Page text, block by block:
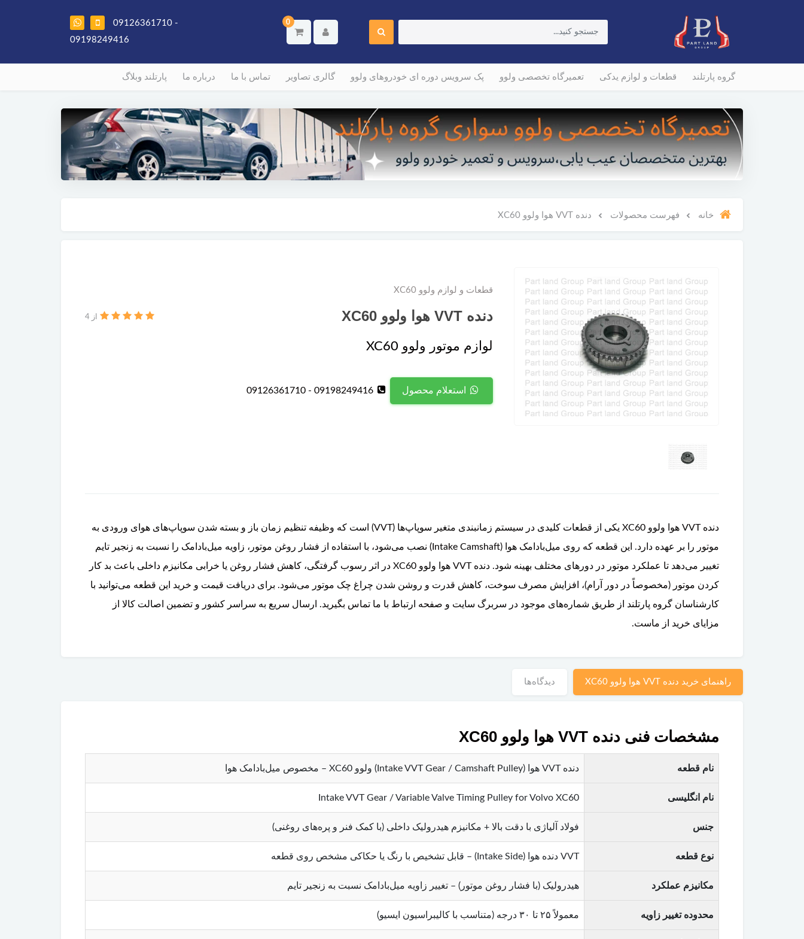
0
09126361710 -
09198249416
گروه پارتلند قطعات و لوازم یدکی تعمیرگاه تخصصی ولوو پک سرویس دوره ای خودروهای ولوو گالری تصاویر تماس با ما درباره ما پارتلند وبلاگ
خانه فهرست محصولات دنده VVT هوا ولوو XC60
قطعات و لوازم ولوو XC60
دنده VVT هوا ولوو XC60 از 4
لوازم موتور ولوو XC60
استعلام محصول 09198249416 - 09126361710
دنده VVT هوا ولوو XC60 یکی از قطعات کلیدی در سیستم زمانبندی متغیر سوپاپ‌ها (VVT) است که وظیفه تنظیم زمان باز و بسته شدن سوپاپ‌های هوای ورودی به
موتور را بر عهده دارد. این قطعه که روی میل‌بادامک هوا (Intake Camshaft) نصب می‌شود، با استفاده از فشار روغن موتور، زاویه میل‌بادامک را نسبت به زنجیر تایم
تغییر می‌دهد تا عملکرد موتور در دورهای مختلف بهینه شود. دنده VVT هوا ولوو XC60 در اثر رسوب گرفتگی، کاهش فشار روغن یا خرابی مکانیزم داخلی باعث بد کار
کردن موتور (مخصوصاً در دور آرام)، افزایش مصرف سوخت، کاهش قدرت و روشن شدن چراغ چک موتور می‌شود. برای دریافت قیمت و خرید این قطعه می‌توانید با
کارشناسان گروه پارتلند از طریق شماره‌های موجود در سربرگ سایت و صفحه ارتباط با ما تماس بگیرید. ارسال سریع به سراسر کشور و تضمین اصالت کالا از
مزایای خرید از ماست.
راهنمای خرید دنده VVT هوا ولوو XC60 دیدگاه‌ها
مشخصات فنی دنده VVT هوا ولوو XC60
نام قطعه دنده VVT هوا (Intake VVT Gear / Camshaft Pulley) ولوو XC60 – مخصوص میل‌بادامک هوا
نام انگلیسی Intake VVT Gear / Variable Valve Timing Pulley for Volvo XC60
جنس فولاد آلیاژی با دقت بالا + مکانیزم هیدرولیک داخلی (با کمک فنر و پره‌های روغنی)
نوع قطعه VVT دنده هوا (Intake Side) – قابل تشخیص با رنگ یا حکاکی مشخص روی قطعه
مکانیزم عملکرد هیدرولیک (با فشار روغن موتور) – تغییر زاویه میل‌بادامک نسبت به زنجیر تایم
محدوده تغییر زاویه معمولاً ۲۵ تا ۳۰ درجه (متناسب با کالیبراسیون ایسیو)